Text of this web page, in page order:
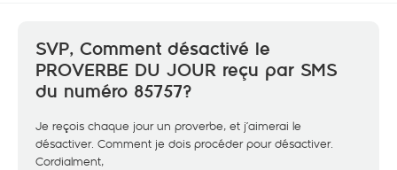
SVP, Comment désactivé le
PROVERBE DU JOUR reçu par SMS
du numéro 85757?
Je reçois chaque jour un proverbe, et j’aimerai le
désactiver. Comment je dois procéder pour désactiver.
Cordialment,